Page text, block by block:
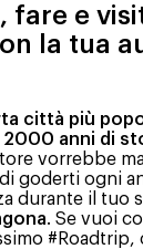
fare e
la tua
città più
2000 anni di
vorrebbe
goderti ogni
durante il tuo
. Se vuoi
#Roadtrip,